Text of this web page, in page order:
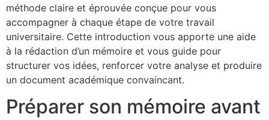
méthode claire et éprouvée conçue pour vous
accompagner à chaque étape de votre travail
universitaire. Cette introduction vous apporte une aide
à la rédaction d’un mémoire et vous guide pour
structurer vos idées, renforcer votre analyse et produire
un document académique convaincant.
Préparer son mémoire avant